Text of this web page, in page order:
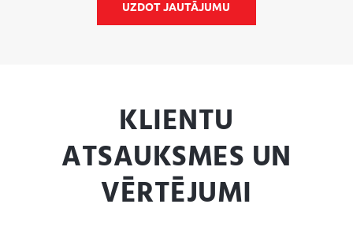
UZDOT JAUTĀJUMU
KLIENTU
ATSAUKSMES UN
VĒRTĒJUMI